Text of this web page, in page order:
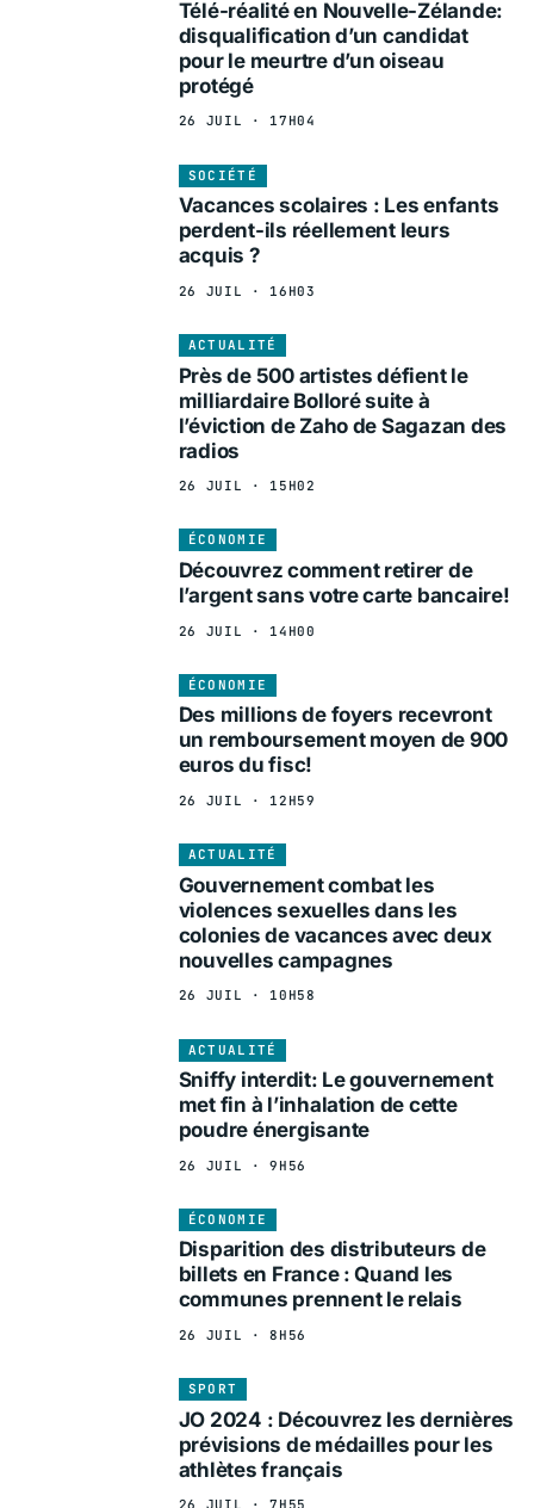
Télé-réalité en Nouvelle-Zélande:
disqualification d’un candidat
pour le meurtre d’un oiseau
protégé
26 JUIL · 17H04
SOCIÉTÉ
Vacances scolaires : Les enfants
perdent-ils réellement leurs
acquis ?
26 JUIL · 16H03
ACTUALITÉ
Près de 500 artistes défient le
milliardaire Bolloré suite à
l’éviction de Zaho de Sagazan des
radios
26 JUIL · 15H02
ÉCONOMIE
Découvrez comment retirer de
l’argent sans votre carte bancaire!
26 JUIL · 14H00
ÉCONOMIE
Des millions de foyers recevront
un remboursement moyen de 900
euros du fisc!
26 JUIL · 12H59
ACTUALITÉ
Gouvernement combat les
violences sexuelles dans les
colonies de vacances avec deux
nouvelles campagnes
26 JUIL · 10H58
ACTUALITÉ
Sniffy interdit: Le gouvernement
met fin à l’inhalation de cette
poudre énergisante
26 JUIL · 9H56
ÉCONOMIE
Disparition des distributeurs de
billets en France : Quand les
communes prennent le relais
26 JUIL · 8H56
SPORT
JO 2024 : Découvrez les dernières
prévisions de médailles pour les
athlètes français